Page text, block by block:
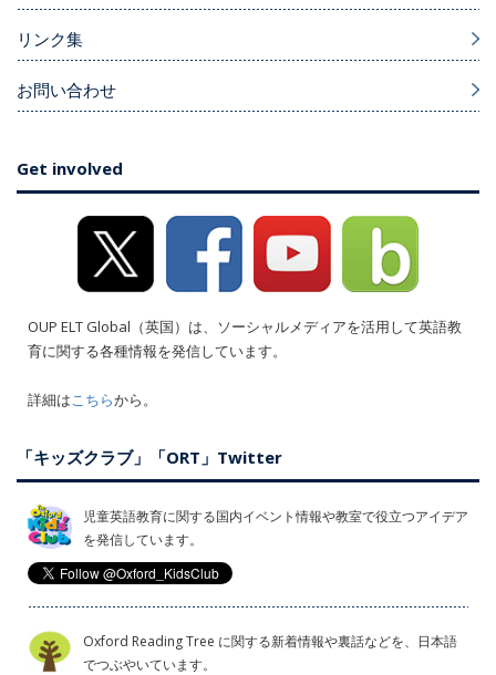
リンク集
お問い合わせ
Get involved
OUP ELT Global（英国）は、ソーシャルメディアを活用して英語教
育に関する各種情報を発信しています。
詳細はこちらから。
「キッズクラブ」「ORT」Twitter
児童英語教育に関する国内イベント情報や教室で役立つアイデア
を発信しています。
Oxford Reading Tree に関する新着情報や裏話などを、日本語
でつぶやいています。